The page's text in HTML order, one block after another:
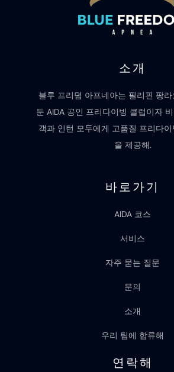
소개
블루 프리덤 아프네아는 필리핀 팡
둔 AIDA 공인 프리다이빙 클럽이자
객과 인턴 모두에게 고품질 프리다
을 제공해.
바로가기
AIDA 코스
서비스
자주 묻는 질문
문의
소개
우리 팀에 합류해
연락해